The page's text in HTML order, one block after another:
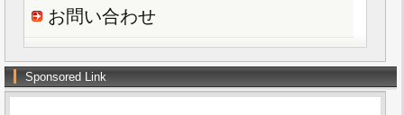
お問い合わせ
Sponsored Link